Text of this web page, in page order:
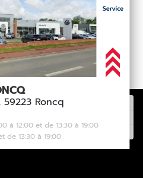
Roncq
à 12:00 et de 13:30 à 19:00
de 13:30 à 19:00